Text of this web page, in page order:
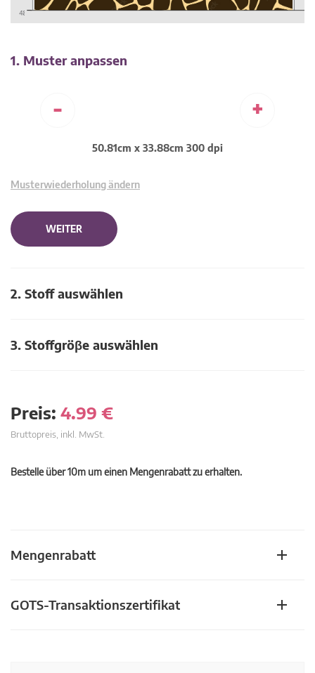
1. Muster anpassen
- +
50.81cm x 33.88cm 300 dpi
Musterwiederholung ändern
WEITER
2. Stoff auswählen
3. Stoffgröβe auswählen
Preis: 4.99 €
Bruttopreis, inkl. MwSt.
Bestelle über 10m um einen Mengenrabatt zu erhalten.
Mengenrabatt
GOTS-Transaktionszertifikat